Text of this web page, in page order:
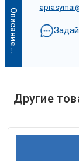
О
п
и
с
а
н
и
е
и
с
к
у
с
с
т
в
е
н
н
о
г
о
и
н
т
е
л
л
е
к
т
а
Другие